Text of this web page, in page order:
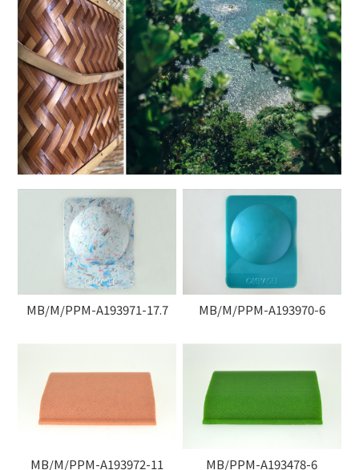
MB/M/PPM-A193971-17.7 MB/M/PPM-A193970-6
MB/M/PPM-A193972-11 MB/PPM-A193478-6